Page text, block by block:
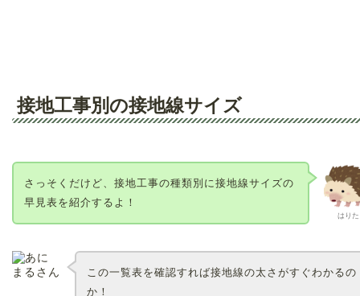
接地工事別の接地線サイズ
はりた
さっそくだけど、接地工事の種類別に接地線サイズの
早見表を紹介するよ！
この一覧表を確認すれば接地線の太さがすぐわかるの
か！